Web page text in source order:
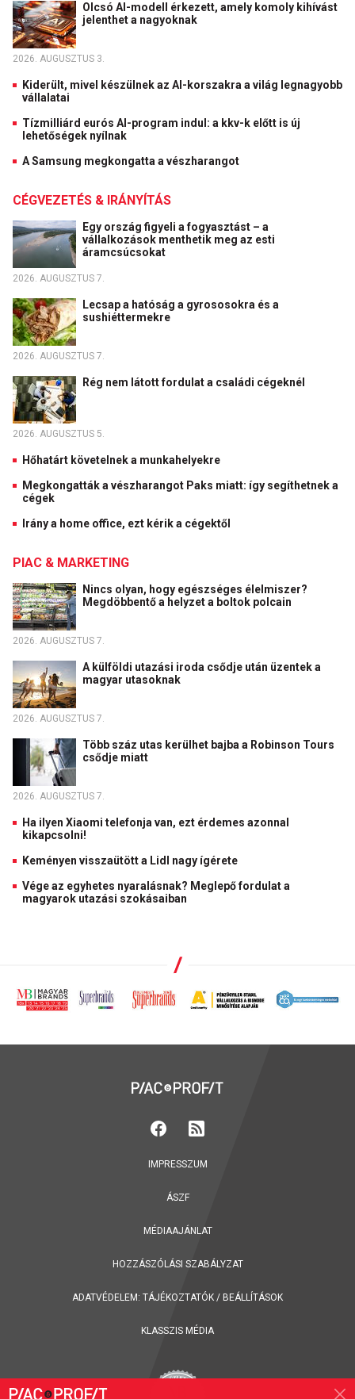
Olcsó AI-modell érkezett, amely komoly kihívást
jelenthet a nagyoknak
2026. AUGUSZTUS 3.
Kiderült, mivel készülnek az AI-korszakra a világ legnagyobb
vállalatai
Tízmilliárd eurós AI-program indul: a kkv-k előtt is új
lehetőségek nyílnak
A Samsung megkongatta a vészharangot
CÉGVEZETÉS & IRÁNYÍTÁS
Egy ország figyeli a fogyasztást – a
vállalkozások menthetik meg az esti
áramcsúcsokat
2026. AUGUSZTUS 7.
Lecsap a hatóság a gyrososokra és a
sushiéttermekre
2026. AUGUSZTUS 7.
Rég nem látott fordulat a családi cégeknél
2026. AUGUSZTUS 5.
Hőhatárt követelnek a munkahelyekre
Megkongatták a vészharangot Paks miatt: így segíthetnek a
cégek
Irány a home office, ezt kérik a cégektől
PIAC & MARKETING
Nincs olyan, hogy egészséges élelmiszer?
Megdöbbentő a helyzet a boltok polcain
2026. AUGUSZTUS 7.
A külföldi utazási iroda csődje után üzentek a
magyar utasoknak
2026. AUGUSZTUS 7.
Több száz utas kerülhet bajba a Robinson Tours
csődje miatt
2026. AUGUSZTUS 7.
Ha ilyen Xiaomi telefonja van, ezt érdemes azonnal
kikapcsolni!
Keményen visszaütött a Lidl nagy ígérete
Vége az egyhetes nyaralásnak? Meglepő fordulat a
magyarok utazási szokásaiban
IMPRESSZUM
ÁSZF
MÉDIAAJÁNLAT
HOZZÁSZÓLÁSI SZABÁLYZAT
ADATVÉDELEM: TÁJÉKOZTATÓK / BEÁLLÍTÁSOK
KLASSZIS MÉDIA